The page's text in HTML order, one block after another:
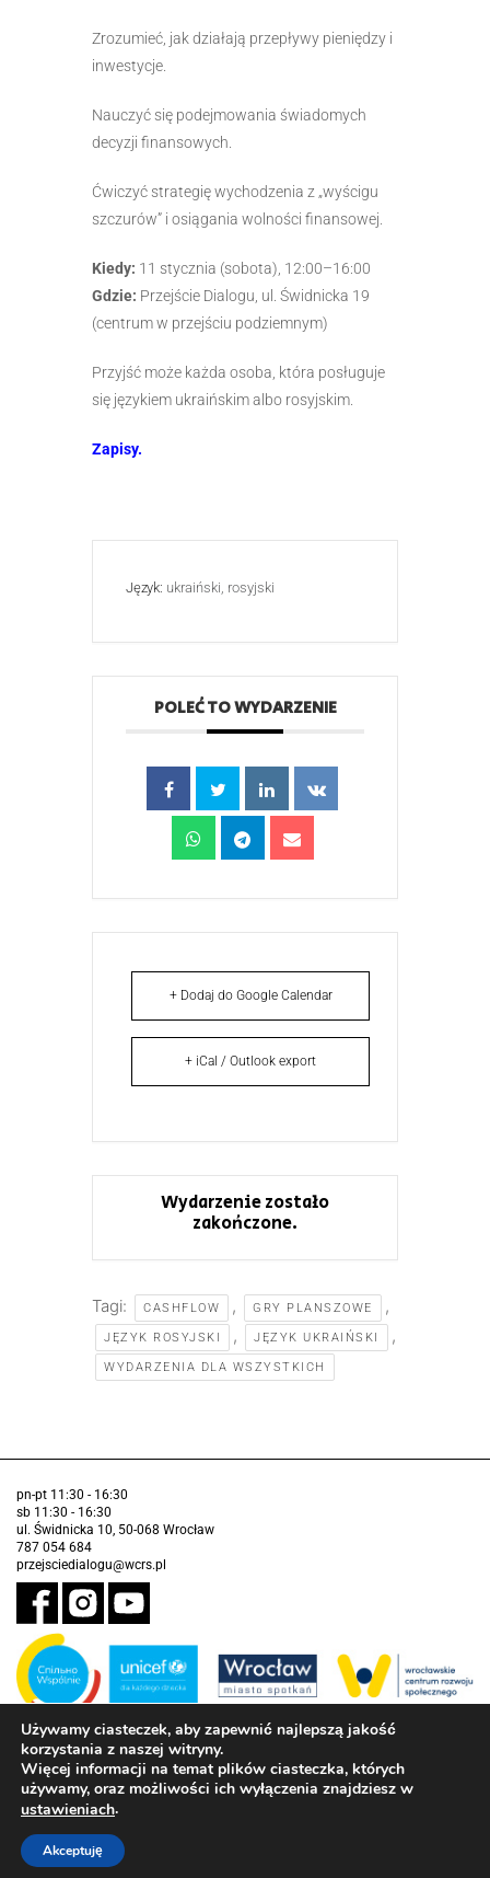
Zrozumieć, jak działają przepływy pieniędzy i
inwestycje.
Nauczyć się podejmowania świadomych
decyzji finansowych.
Ćwiczyć strategię wychodzenia z „wyścigu
szczurów” i osiągania wolności finansowej.
Kiedy: 11 stycznia (sobota), 12:00–16:00
Gdzie: Przejście Dialogu, ul. Świdnicka 19
(centrum w przejściu podziemnym)
Przyjść może każda osoba, która posługuje
się językiem ukraińskim albo rosyjskim.
Zapisy.
Język: ukraiński, rosyjski
POLEĆ TO WYDARZENIE
+ Dodaj do Google Calendar
+ iCal / Outlook export
Wydarzenie zostało
zakończone.
Tagi: CASHFLOW , GRY PLANSZOWE ,
JĘZYK ROSYJSKI , JĘZYK UKRAIŃSKI ,
WYDARZENIA DLA WSZYSTKICH
pn-pt 11:30 - 16:30
sb 11:30 - 16:30
ul. Świdnicka 10, 50-068 Wrocław
787 054 684
przejsciedialogu@wcrs.pl
Zadanie realizowane ze środków Gminy Wrocław w partnerstwie z
Funduszem Narodów Zjednoczonych na Rzecz Dzieci (UNICEF)
Deklaracja dostępności
Używamy ciasteczek, aby zapewnić najlepszą jakość
korzystania z naszej witryny.
Więcej informacji na temat plików ciasteczka, których
używamy, oraz możliwości ich wyłączenia znajdziesz w
ustawieniach.
Akceptuję